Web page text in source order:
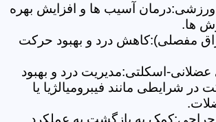
آسیب ها و افزایش بهره
ها.
مفصلی):کاهش درد و بهبود حرکت
عضلانی-اسکلتی:مدیریت درد و بهبود
در شرایطی مانند فیبرومیالژیا یا
به بازگشت به عملکرد